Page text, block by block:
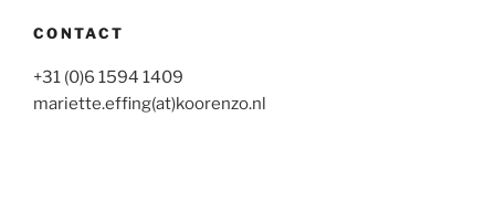
CONTACT
+31 (0)6 1594 1409
mariette.effing(at)koorenzo.nl